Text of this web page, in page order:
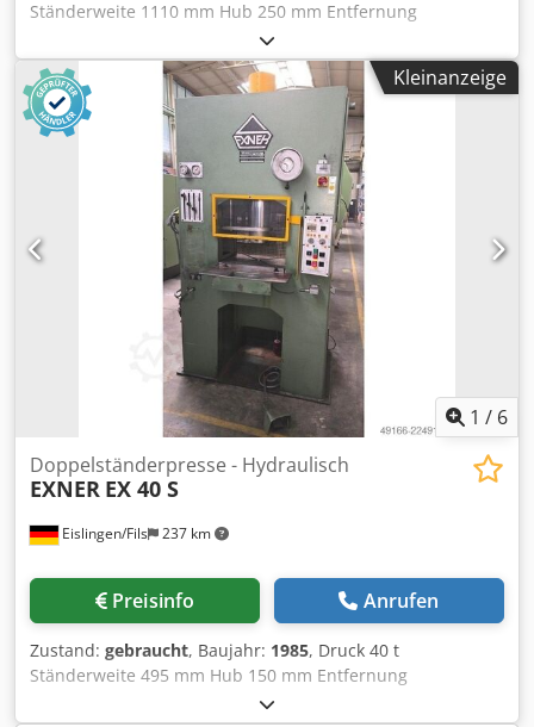
Ständerweite 1110 mm Hub 250 mm Entfernung
Tisch/Stößel, gr. Hub oben, Verst. oben 500 mm
Tischfläche 1100 x 900 mm Tischhöhe über Flur 950 mm
Seitlicher Ständerdurchgang 690 mm Stößelfläche 1100 x
900 mm Ölinhalt 730 l Antriebsleistung 56,0 kW
Dksdpfxszrptho Aldor Raumbedarf (BxTxH) 2,3 x 1,55 x 3,96
m mit ölhydraulischem Antrieb, druck/zeit- und
wegabhängig steuerbar, Schnittschlagdämpfung,
Tiefenanschlag keine Fundamentgrube erforderlich
Kleinanzeige
1 / 6
Eislingen/Fils 237 km
Doppelständerpresse - Hydraulisch
EXNER EX 40 S
Preisinfo Anrufen
Zustand: gebraucht, Baujahr: 1985, Druck 40 t
Ständerweite 495 mm Hub 150 mm Entfernung
Tisch/Stößel, gr. Hub oben, Verst. oben 300 mm